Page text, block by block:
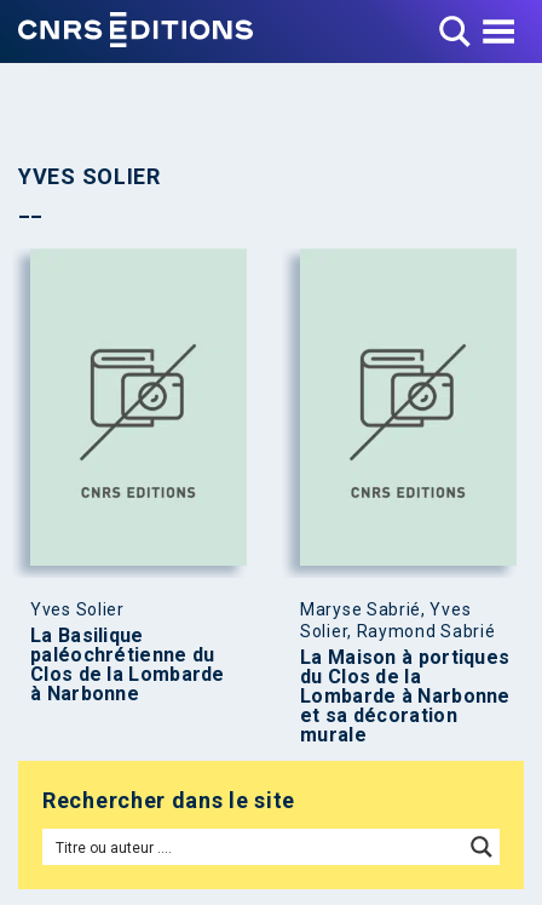
Toggle Menu
YVES SOLIER
Yves Solier
La Basilique
paléochrétienne du
Clos de la Lombarde
à Narbonne
Maryse Sabrié, Yves
Solier, Raymond Sabrié
La Maison à portiques
du Clos de la
Lombarde à Narbonne
et sa décoration
murale
Rechercher dans le site